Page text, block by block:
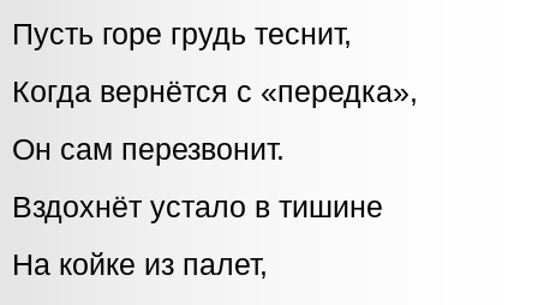
Пусть горе грудь теснит,
Когда вернётся с «передка»,
Он сам перезвонит.
Вздохнёт устало в тишине
На койке из палет,